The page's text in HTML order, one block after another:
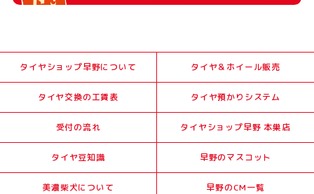
タイヤショップ早野について タイヤ＆ホイール販売
タイヤ交換の工賃表 タイヤ預かりシステム
受付の流れ タイヤショップ早野 本巣店
タイヤ豆知識 早野のマスコット
美濃柴犬について 早野のCM一覧